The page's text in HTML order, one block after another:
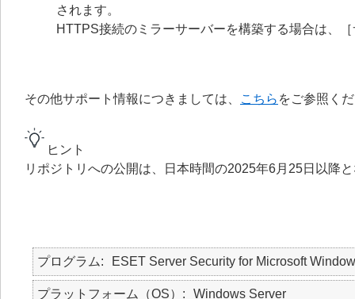
されます。
HTTPS接続のミラーサーバーを構築する場合は、
その他サポート情報につきましては、 こちら をご参照く
ヒント
リポジトリへの公開は、日本時間の2025年6月25日以降
プログラム ESET Server Security for Microsoft
プラットフォーム（OS） Windows Server